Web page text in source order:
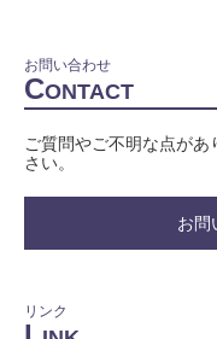
お問い合わせ
CONTACT
ご質問やご不明な点が
さい。
お問
リンク